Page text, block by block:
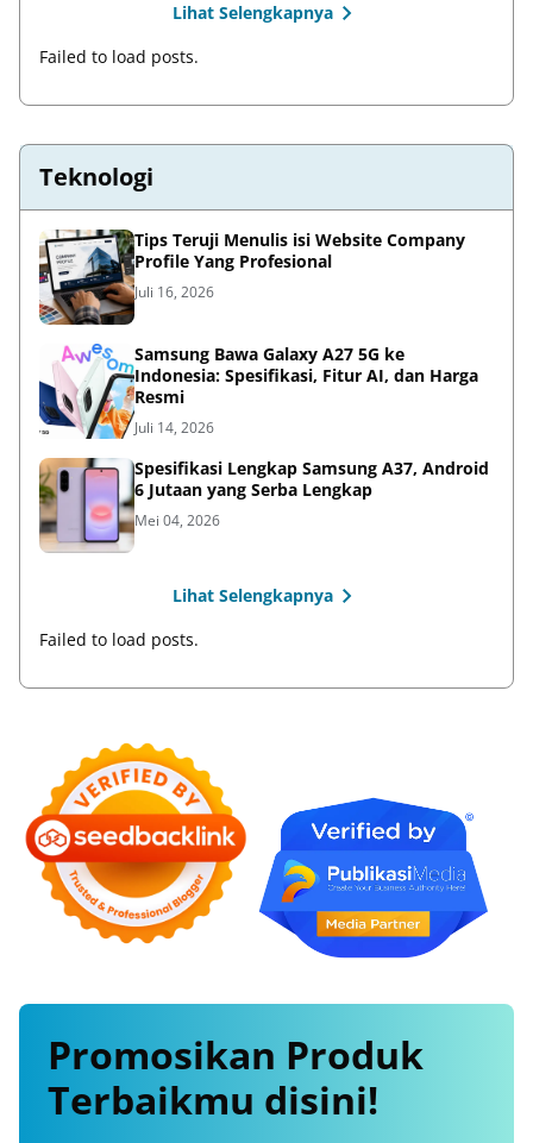
Lihat Selengkapnya
Failed to load posts.
Teknologi
Tips Teruji Menulis isi Website Company
Profile Yang Profesional
Juli 16, 2026
Samsung Bawa Galaxy A27 5G ke
Indonesia: Spesifikasi, Fitur AI, dan Harga
Resmi
Juli 14, 2026
Spesifikasi Lengkap Samsung A37, Android
6 Jutaan yang Serba Lengkap
Mei 04, 2026
Lihat Selengkapnya
Failed to load posts.
Promosikan Produk
Terbaikmu disini!